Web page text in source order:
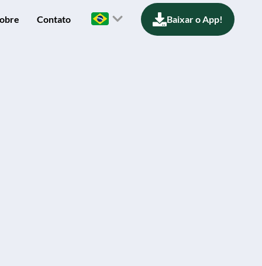
Contato Baixar o App!